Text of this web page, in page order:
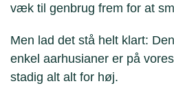
væk til genbrug frem for at
Men lad det stå helt klart:
enkel aarhusianer er på
stadig alt alt for høj.